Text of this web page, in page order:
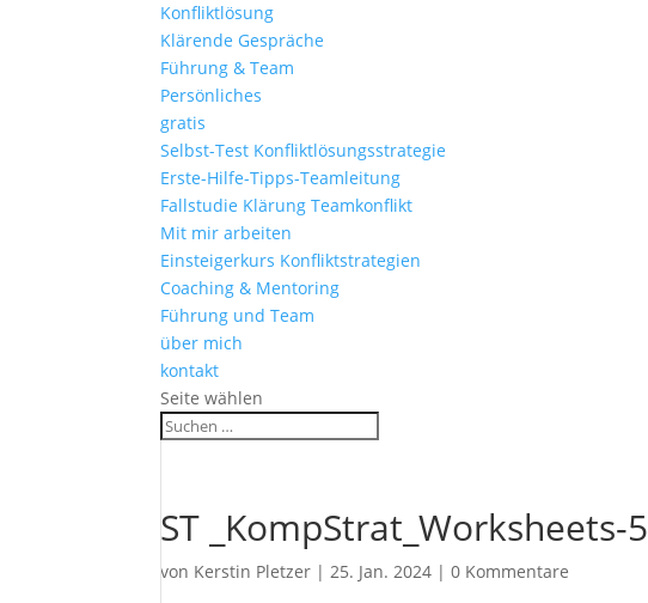
Konfliktlösung
Klärende Gespräche
Führung & Team
Persönliches
gratis
Selbst-Test Konfliktlösungsstrategie
Erste-Hilfe-Tipps-Teamleitung
Fallstudie Klärung Teamkonflikt
Mit mir arbeiten
Einsteigerkurs Konfliktstrategien
Coaching & Mentoring
Führung und Team
über mich
kontakt
Seite wählen
ST _KompStrat_Worksheets-5
von Kerstin Pletzer |25. Jan. 2024 |0 Kommentare